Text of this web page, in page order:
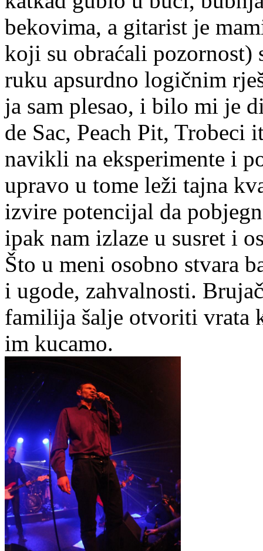
bekovima, a gitarist je
koji su obraćali
ruku apsurdno logičnim
ja sam plesao, i bilo mi je
de Sac, Peach Pit,
navikli na eksperimente i
upravo u tome leži tajna
izvire potencijal da
ipak nam izlaze u susret i
Što u meni osobno stvara
i ugode, zahvalnosti.
familija šalje otvoriti vrata
im kucamo.